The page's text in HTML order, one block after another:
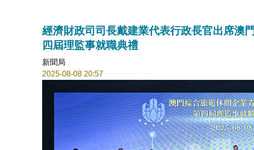
經濟財政司司長戴建業代表行政長官出席澳
四屆理監事就職典禮
新聞局
2025-08-08 20:57